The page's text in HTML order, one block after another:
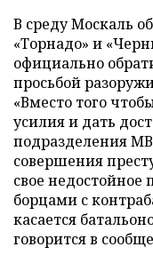
В среду Москаль
«Торнадо» и
официально
просьбой
«Вместо того
усилия и дать
подразделения
совершения
свое недостойное
борцами с
касается
говорится в